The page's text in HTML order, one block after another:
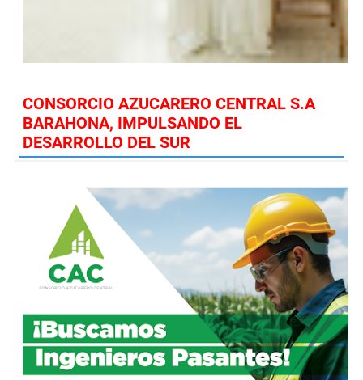
CONSORCIO AZUCARERO CENTRAL S.A
BARAHONA, IMPULSANDO EL
DESARROLLO DEL SUR